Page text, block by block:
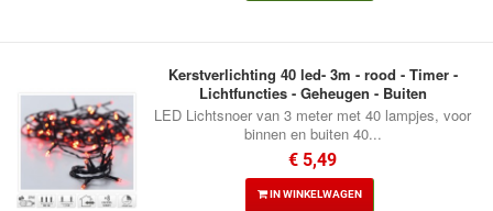
Kerstverlichting 40 led- 3m - rood - Timer -
Lichtfuncties - Geheugen - Buiten
LED Lichtsnoer van 3 meter met 40 lampjes, voor
binnen en buiten 40...
€ 5,49
IN WINKELWAGEN